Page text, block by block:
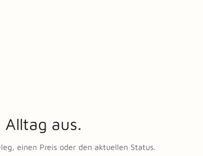
Alltag aus.
einen Preis oder den aktuellen Status.